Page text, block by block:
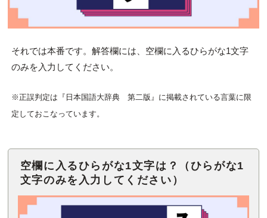
それでは本番です。解答欄には、空欄に入るひらがな1文字
のみを入力してください。
※正誤判定は『日本国語大辞典 第二版』に掲載されている言葉に限
定しておこなっています。
空欄に入るひらがな1文字は？（ひらがな1
文字のみを入力してください）